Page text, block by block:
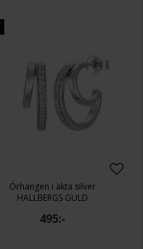
Örhängen i äkta silver
HALLBERGS GULD
495:-